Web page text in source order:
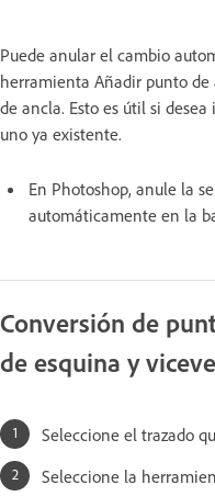
Puede anular el cambio
herramienta Añadir punto
de ancla. Esto es útil si
uno ya existente.
En Photoshop, anule la
automáticamente en la
Conversión de
de esquina y
Seleccione el trazado
Seleccione la